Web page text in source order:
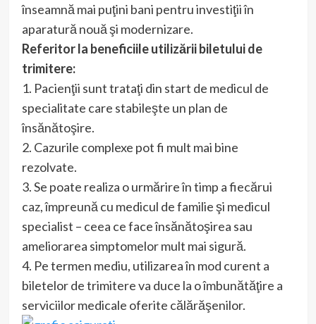
înseamnă mai puţini bani pentru investiţii în
aparatură nouă şi modernizare.
Referitor la beneficiile utilizării biletului de
trimitere:
1. Pacienţii sunt trataţi din start de medicul de
specialitate care stabileşte un plan de
însănătoşire.
2. Cazurile complexe pot fi mult mai bine
rezolvate.
3. Se poate realiza o urmărire în timp a fiecărui
caz, împreună cu medicul de familie şi medicul
specialist – ceea ce face însănătoşirea sau
ameliorarea simptomelor mult mai sigură.
4. Pe termen mediu, utilizarea în mod curent a
biletelor de trimitere va duce la o îmbunătăţire a
serviciilor medicale oferite călărăşenilor.